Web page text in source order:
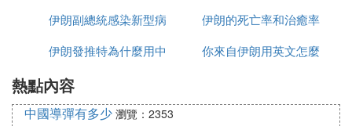
麼名字
伊朗副總統感染新型病
毒有多少
伊朗的死亡率和治癒率
為什麼都高
伊朗發推特為什麼用中
你來自伊朗用英文怎麼
熱點內容
中國導彈有多少 瀏覽：2353